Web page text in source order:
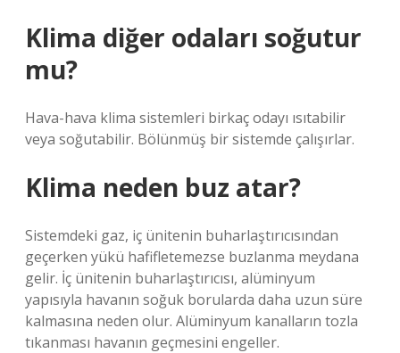
Klima diğer odaları soğutur
mu?
Hava-hava klima sistemleri birkaç odayı ısıtabilir
veya soğutabilir. Bölünmüş bir sistemde çalışırlar.
Klima neden buz atar?
Sistemdeki gaz, iç ünitenin buharlaştırıcısından
geçerken yükü hafifletemezse buzlanma meydana
gelir. İç ünitenin buharlaştırıcısı, alüminyum
yapısıyla havanın soğuk borularda daha uzun süre
kalmasına neden olur. Alüminyum kanalların tozla
tıkanması havanın geçmesini engeller.